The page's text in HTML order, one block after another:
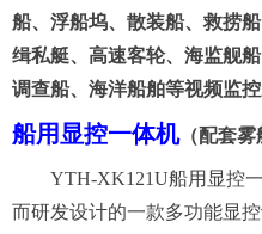
船、浮船坞、散装船、救捞
缉私艇、高速客轮、海监舰
调查船、海洋船舶等视频监控
船用显控一体机（配套雾
YTH-XK121U船用显控
而研发设计的一款多功能显